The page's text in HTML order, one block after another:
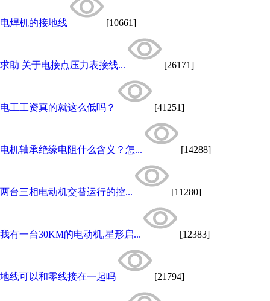
电焊机的接地线 [10661]
求助 关于电接点压力表接线... [26171]
电工工资真的就这么低吗？ [41251]
电机轴承绝缘电阻什么含义？怎... [14288]
两台三相电动机交替运行的控... [11280]
我有一台30KM的电动机,星形启... [12383]
地线可以和零线接在一起吗 [21794]